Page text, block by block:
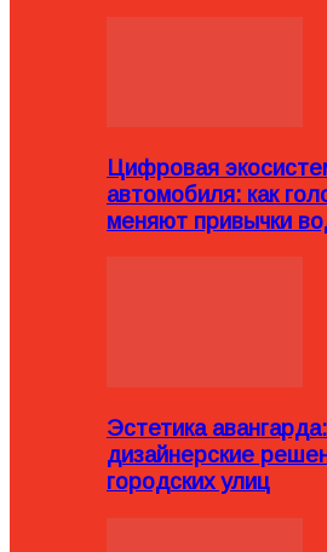
Цифровая
автомобиля: как
меняют привычки
Эстетика
дизайнерские
городских улиц